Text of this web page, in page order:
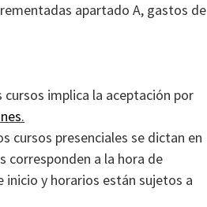
apartado A, gastos de
implica la aceptación por
.
cursos presenciales se dictan en
corresponden a la hora de
inicio y horarios están sujetos a